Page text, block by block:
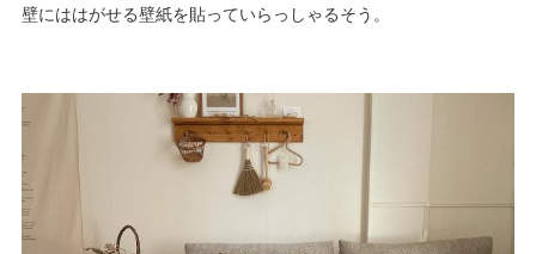
壁にははがせる壁紙を貼っていらっしゃるそう。